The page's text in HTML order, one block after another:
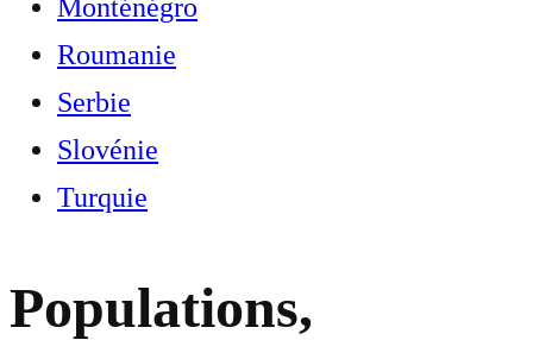
Monténégro
Roumanie
Serbie
Slovénie
Turquie
Populations,